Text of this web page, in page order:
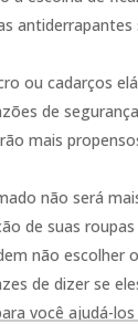
ou cadarços
de
mais
não será
de suas
não
de dizer se
você ajudá-